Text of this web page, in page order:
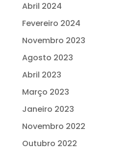
Abril 2024
Fevereiro 2024
Novembro 2023
Agosto 2023
Abril 2023
Março 2023
Janeiro 2023
Novembro 2022
Outubro 2022